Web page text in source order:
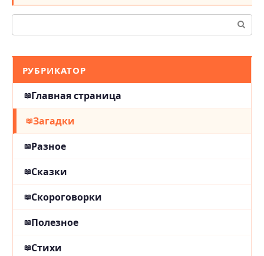
Поиск:
РУБРИКАТОР
Главная страница
Загадки
Разное
Сказки
Скороговорки
Полезное
Стихи